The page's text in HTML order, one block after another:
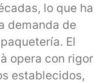
lo que ha
demanda de
El
opera con rigor
establecidos,